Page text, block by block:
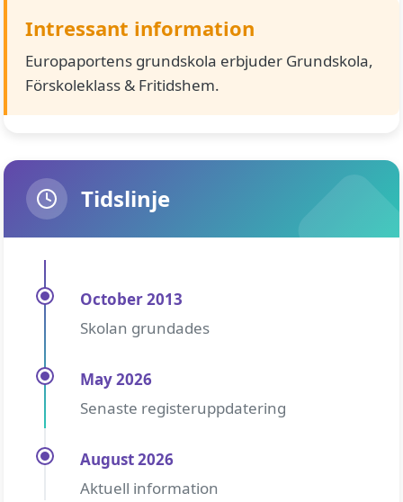
Intressant information
Europaportens grundskola erbjuder Grundskola,
Förskoleklass & Fritidshem.
Tidslinje
October 2013
Skolan grundades
May 2026
Senaste registeruppdatering
August 2026
Aktuell information